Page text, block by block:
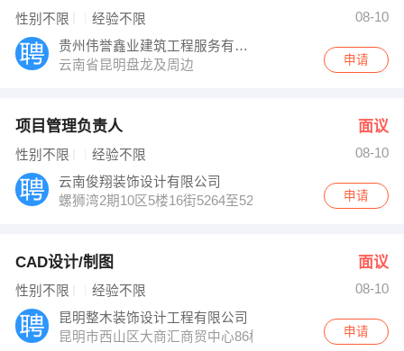
性别不限 经验不限
08-10
贵州伟誉鑫业建筑工程服务有限公司
云南省昆明盘龙及周边
申请
项目管理负责人 面议
性别不限 经验不限
08-10
云南俊翔装饰设计有限公司
螺狮湾2期10区5楼16街5264至5267
申请
CAD设计/制图 面议
性别不限 经验不限
08-10
昆明整木装饰设计工程有限公司
昆明市西山区大商汇商贸中心86栋0808
申请